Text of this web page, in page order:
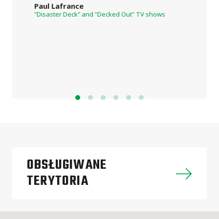
Paul Lafrance
"Disaster Deck" and "Decked Out" TV shows
OBSŁUGIWANE
TERYTORIA